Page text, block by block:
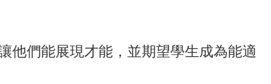
他們能展現才能，並期望學生成為能適